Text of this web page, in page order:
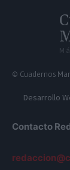
© Cuadernos
Desarrollo
Contacto